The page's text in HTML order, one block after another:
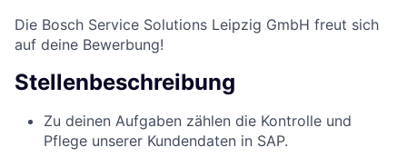
Die Bosch Service Solutions Leipzig GmbH freut sich
auf deine Bewerbung!
Stellenbeschreibung
Zu deinen Aufgaben zählen die Kontrolle und
Pflege unserer Kundendaten in SAP.